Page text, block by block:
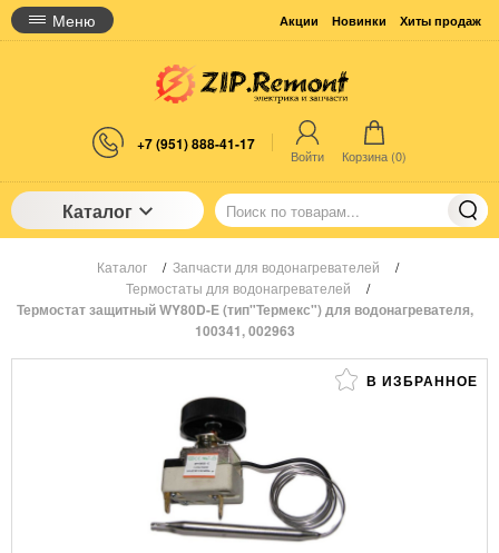
Меню Акции Новинки Хиты продаж
+7 (951) 888-41-17
Войти Корзина (0)
Каталог
Каталог / Запчасти для водонагревателей
/
Термостаты для водонагревателей
/
Термостат защитный WY80D-E (тип"Термекс") для водонагревателя,
100341, 002963
В ИЗБРАННОЕ